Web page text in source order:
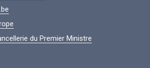
du Premier Ministre